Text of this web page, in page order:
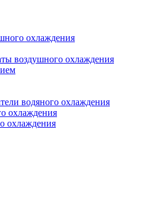
охлаждения
воздушного охлаждения
водяного охлаждения
охлаждения
охлаждения